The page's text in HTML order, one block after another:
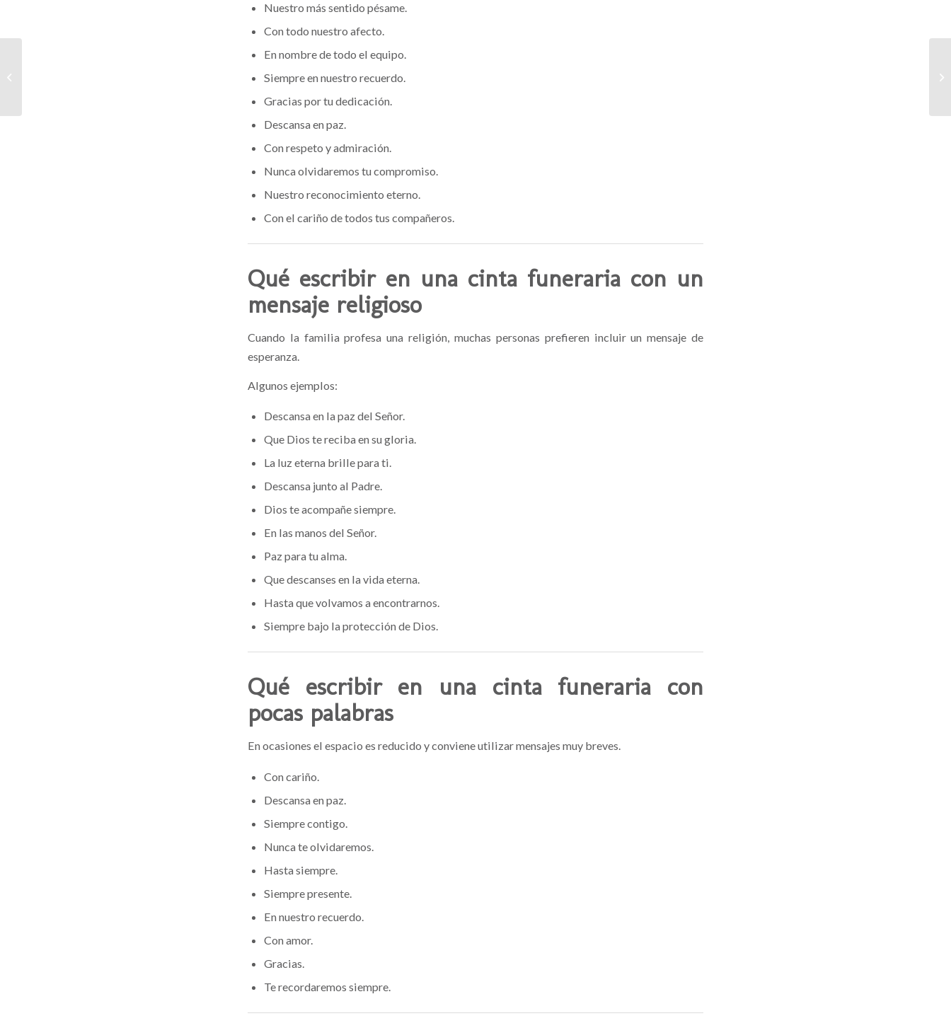
Nuestro más sentido pésame.
Con todo nuestro afecto.
En nombre de todo el equipo.
Siempre en nuestro recuerdo.
Gracias por tu dedicación.
Descansa en paz.
Con respeto y admiración.
Nunca olvidaremos tu compromiso.
Nuestro reconocimiento eterno.
Con el cariño de todos tus compañeros.
Qué escribir en una cinta funeraria con un
mensaje religioso
Cuando la familia profesa una religión, muchas personas prefieren incluir un mensaje de
esperanza.
Algunos ejemplos:
Descansa en la paz del Señor.
Que Dios te reciba en su gloria.
La luz eterna brille para ti.
Descansa junto al Padre.
Dios te acompañe siempre.
En las manos del Señor.
Paz para tu alma.
Que descanses en la vida eterna.
Hasta que volvamos a encontrarnos.
Siempre bajo la protección de Dios.
Qué escribir en una cinta funeraria con
pocas palabras
En ocasiones el espacio es reducido y conviene utilizar mensajes muy breves.
Con cariño.
Descansa en paz.
Siempre contigo.
Nunca te olvidaremos.
Hasta siempre.
Siempre presente.
En nuestro recuerdo.
Con amor.
Gracias.
Te recordaremos siempre.